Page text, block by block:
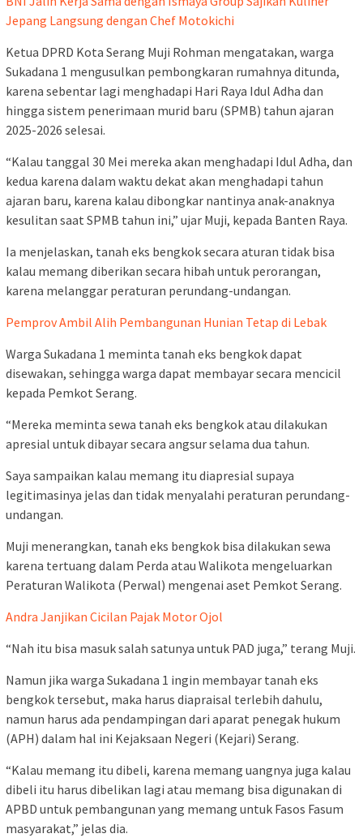
Jepang Langsung dengan Chef Motokichi
Ketua DPRD Kota Serang Muji Rohman mengatakan, warga
Sukadana 1 mengusulkan pembongkaran rumahnya ditunda,
karena sebentar lagi menghadapi Hari Raya Idul Adha dan
hingga sistem penerimaan murid baru (SPMB) tahun ajaran
2025-2026 selesai.
“Kalau tanggal 30 Mei mereka akan menghadapi Idul Adha, dan
kedua karena dalam waktu dekat akan menghadapi tahun
ajaran baru, karena kalau dibongkar nantinya anak-anaknya
kesulitan saat SPMB tahun ini,” ujar Muji, kepada Banten Raya.
Ia menjelaskan, tanah eks bengkok secara aturan tidak bisa
kalau memang diberikan secara hibah untuk perorangan,
karena melanggar peraturan perundang-undangan.
Pemprov Ambil Alih Pembangunan Hunian Tetap di Lebak
Warga Sukadana 1 meminta tanah eks bengkok dapat
disewakan, sehingga warga dapat membayar secara mencicil
kepada Pemkot Serang.
“Mereka meminta sewa tanah eks bengkok atau dilakukan
apresial untuk dibayar secara angsur selama dua tahun.
Saya sampaikan kalau memang itu diapresial supaya
legitimasinya jelas dan tidak menyalahi peraturan perundang-
undangan.
Muji menerangkan, tanah eks bengkok bisa dilakukan sewa
karena tertuang dalam Perda atau Walikota mengeluarkan
Peraturan Walikota (Perwal) mengenai aset Pemkot Serang.
Andra Janjikan Cicilan Pajak Motor Ojol
“Nah itu bisa masuk salah satunya untuk PAD juga,” terang Muji.
Namun jika warga Sukadana 1 ingin membayar tanah eks
bengkok tersebut, maka harus diapraisal terlebih dahulu,
namun harus ada pendampingan dari aparat penegak hukum
(APH) dalam hal ini Kejaksaan Negeri (Kejari) Serang.
“Kalau memang itu dibeli, karena memang uangnya juga kalau
dibeli itu harus dibelikan lagi atau memang bisa digunakan di
APBD untuk pembangunan yang memang untuk Fasos Fasum
masyarakat,” jelas dia.